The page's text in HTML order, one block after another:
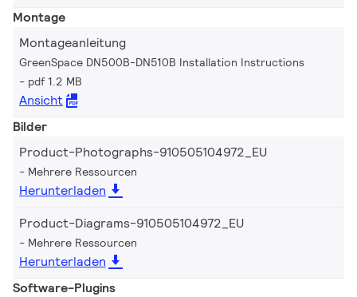
Montage
Montageanleitung
GreenSpace DN500B-DN510B Installation Instructions
pdf 1.2 MB
Ansicht
Bilder
Product-Photographs-910505104972_EU
Mehrere Ressourcen
Herunterladen
Product-Diagrams-910505104972_EU
Mehrere Ressourcen
Herunterladen
Software-Plugins